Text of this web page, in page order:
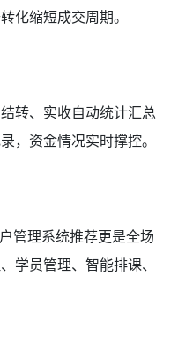
化缩短成交周期。
转、实收自动统计汇总
，资金情况实时撑控。
管理系统推荐更是全场
学员管理、智能排课、